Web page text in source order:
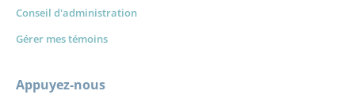
Conseil d'administration
Gérer mes témoins
Appuyez-nous